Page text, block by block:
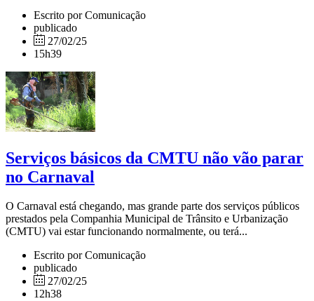
Escrito por Comunicação
publicado
27/02/25
15h39
Serviços básicos da CMTU não vão parar
no Carnaval
O Carnaval está chegando, mas grande parte dos serviços públicos
prestados pela Companhia Municipal de Trânsito e Urbanização
(CMTU) vai estar funcionando normalmente, ou terá...
Escrito por Comunicação
publicado
27/02/25
12h38